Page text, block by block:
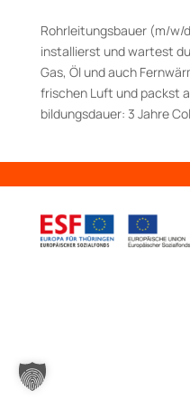
Rohrleitungsbauer (m/w/
installierst und wartest
Gas, Öl und auch
frischen Luft und packst
bildungs­dauer: 3 Jahre